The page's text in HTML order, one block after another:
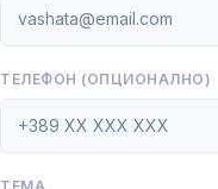
ТЕЛЕФОН (ОПЦИОНАЛНО)